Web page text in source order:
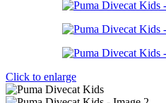
Click to enlarge